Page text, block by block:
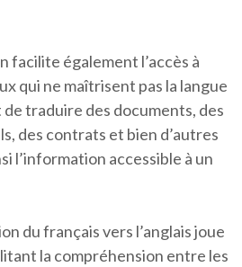
facilite également l’accès à
qui ne maîtrisent pas la langue
de traduire des documents, des
des contrats et bien d’autres
l’information accessible à un
du français vers l’anglais joue
la compréhension entre les